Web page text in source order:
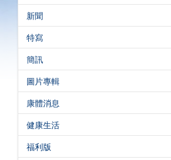
警務處主頁
简体版
English
電子書版
警聲特刊
新聞
特寫
簡訊
圖片專輯
康體消息
健康生活
福利版